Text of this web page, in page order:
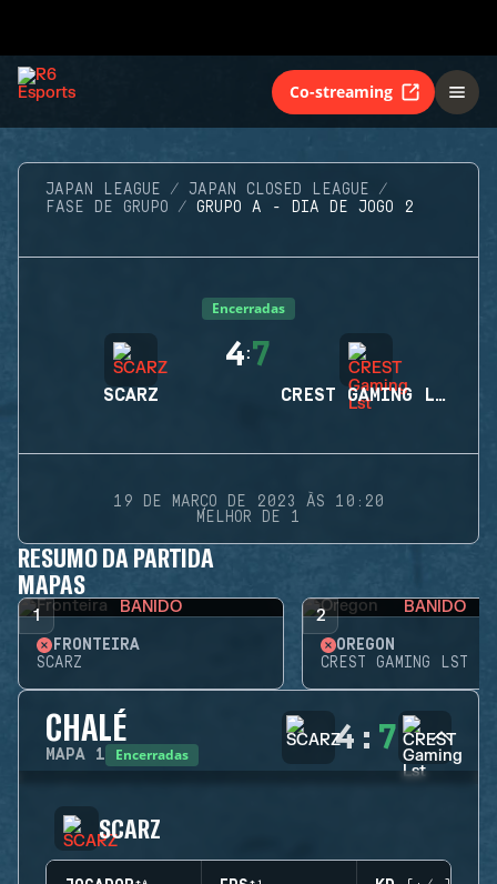
Co-streaming
JAPAN LEAGUE
JAPAN CLOSED LEAGUE
FASE DE GRUPO
GRUPO A - DIA DE JOGO 2
Encerradas
SCARZ
4:7
CREST GAMING LST
19 DE MARÇO DE 2023 ÀS 10:20
MELHOR DE 1
RESUMO DA PARTIDA
MAPAS
1 BANIDO
FRONTEIRA
SCARZ
2 BANIDO
OREGON
CREST GAMING LST
CHALÉ
MAPA 1 Encerradas 4 : 7
SCARZ